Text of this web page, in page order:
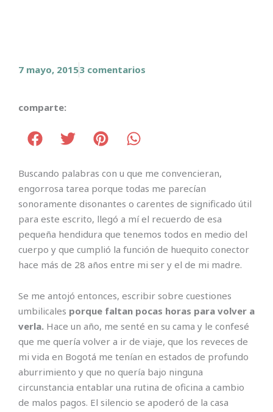
7 mayo, 20153 comentarios
comparte:
Buscando palabras con u que me convencieran,
engorrosa tarea porque todas me parecían
sonoramente disonantes o carentes de significado útil
para este escrito, llegó a mí el recuerdo de esa
pequeña hendidura que tenemos todos en medio del
cuerpo y que cumplió la función de huequito conector
hace más de 28 años entre mi ser y el de mi madre.
Se me antojó entonces, escribir sobre cuestiones
umbilicales porque faltan pocas horas para volver a
verla. Hace un año, me senté en su cama y le confesé
que me quería volver a ir de viaje, que los reveces de
mi vida en Bogotá me tenían en estados de profundo
aburrimiento y que no quería bajo ninguna
circunstancia entablar una rutina de oficina a cambio
de malos pagos. El silencio se apoderó de la casa